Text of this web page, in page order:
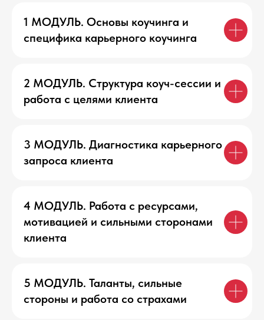
1 МОДУЛЬ. Основы коучинга и
специфика карьерного коучинга
2 МОДУЛЬ. Структура коуч-сессии и
работа с целями клиента
3 МОДУЛЬ. Диагностика карьерного
запроса клиента
4 МОДУЛЬ. Работа с ресурсами,
мотивацией и сильными сторонами
клиента
5 МОДУЛЬ. Таланты, сильные
стороны и работа со страхами
Подойдёт, если:
Хотите освоить профессию карьерного коуча
по стандартам ICF и получить системную
базу для практики
ТАРИФЫ